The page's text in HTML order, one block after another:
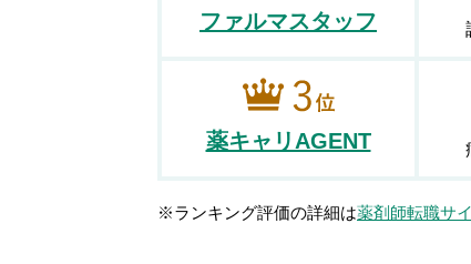
ファルマスタッフ
薬キャリAGENT
※ランキング評価の詳細は薬剤師転職サ